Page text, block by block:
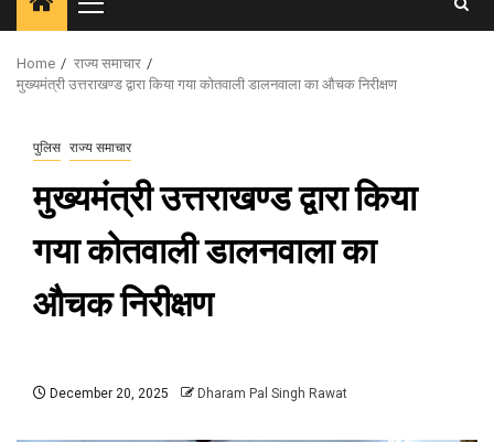
Primary
Menu
Home
राज्य समाचार
मुख्यमंत्री उत्तराखण्ड द्वारा किया गया कोतवाली डालनवाला का औचक निरीक्षण
पुलिस राज्य समाचार
मुख्यमंत्री उत्तराखण्ड द्वारा किया
गया कोतवाली डालनवाला का
औचक निरीक्षण
December 20, 2025 Dharam Pal Singh Rawat